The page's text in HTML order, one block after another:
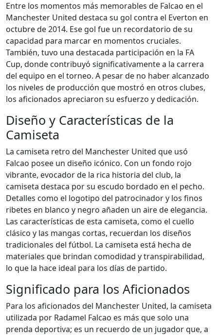
Entre los momentos más memorables de Falcao en el
Manchester United destaca su gol contra el Everton en
octubre de 2014. Ese gol fue un recordatorio de su
capacidad para marcar en momentos cruciales.
También, tuvo una destacada participación en la FA
Cup, donde contribuyó significativamente a la carrera
del equipo en el torneo. A pesar de no haber alcanzado
los niveles de producción que mostró en otros clubes,
los aficionados apreciaron su esfuerzo y dedicación.
Diseño y Características de la
Camiseta
La camiseta retro del Manchester United que usó
Falcao posee un diseño icónico. Con un fondo rojo
vibrante, evocador de la rica historia del club, la
camiseta destaca por su escudo bordado en el pecho.
Detalles como el logotipo del patrocinador y los finos
ribetes en blanco y negro añaden un aire de elegancia.
Las características de esta camiseta, como el cuello
clásico y las mangas cortas, recuerdan los diseños
tradicionales del fútbol. La camiseta está hecha de
materiales que brindan comodidad y transpirabilidad,
lo que la hace ideal para los días de partido.
Significado para los Aficionados
Para los aficionados del Manchester United, la camiseta
utilizada por Radamel Falcao es más que solo una
prenda deportiva; es un recuerdo de un jugador que, a